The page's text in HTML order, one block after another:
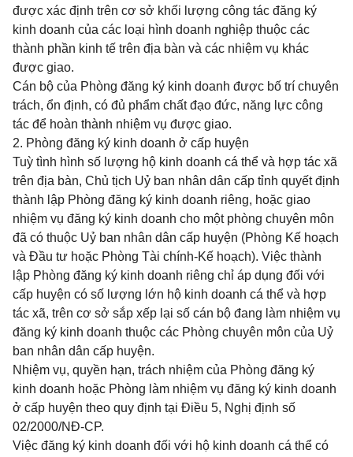
được xác định trên cơ sở khối lượng công tác đăng ký
kinh doanh của các loại hình doanh nghiệp thuộc các
thành phần kinh tế trên địa bàn và các nhiệm vụ khác
được giao.
Cán bộ của Phòng đăng ký kinh doanh được bố trí chuyên
trách, ổn định, có đủ phẩm chất đạo đức, năng lực công
tác để hoàn thành nhiệm vụ được giao.
2. Phòng đăng ký kinh doanh ở cấp huyện
Tuỳ tình hình số lượng hộ kinh doanh cá thể và hợp tác xã
trên địa bàn, Chủ tịch Uỷ ban nhân dân cấp tỉnh quyết định
thành lập Phòng đăng ký kinh doanh riêng, hoặc giao
nhiệm vụ đăng ký kinh doanh cho một phòng chuyên môn
đã có thuộc Uỷ ban nhân dân cấp huyện (Phòng Kế hoạch
và Đầu tư hoặc Phòng Tài chính-Kế hoạch). Việc thành
lập Phòng đăng ký kinh doanh riêng chỉ áp dụng đối với
cấp huyện có số lượng lớn hộ kinh doanh cá thể và hợp
tác xã, trên cơ sở sắp xếp lại số cán bộ đang làm nhiệm vụ
đăng ký kinh doanh thuộc các Phòng chuyên môn của Uỷ
ban nhân dân cấp huyện.
Nhiệm vụ, quyền hạn, trách nhiệm của Phòng đăng ký
kinh doanh hoặc Phòng làm nhiệm vụ đăng ký kinh doanh
ở cấp huyện theo quy định tại Điều 5, Nghị định số
02/2000/NĐ-CP.
Việc đăng ký kinh doanh đối với hộ kinh doanh cá thể có